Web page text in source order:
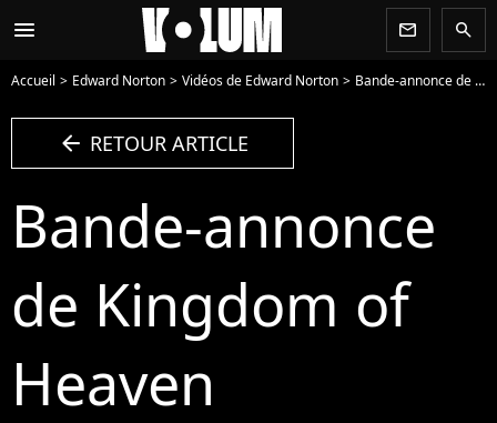
menu newsletter search
Accueil Edward Norton Vidéos de Edward Norton Bande-annonce de Kingdom of Heaven - Vidéo
arrow_left RETOUR ARTICLE
Bande-annonce
de Kingdom of
Heaven